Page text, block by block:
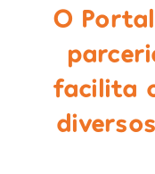
O
facilita